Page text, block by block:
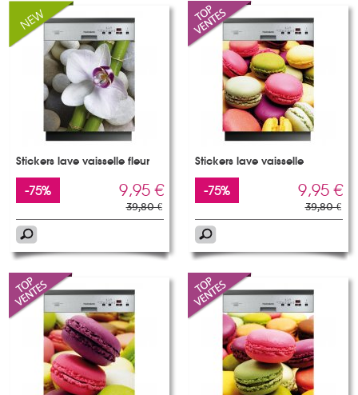
Stickers lave vaisselle fleur
-75% 9,95 €
39,80 €
Stickers lave vaisselle
-75% 9,95 €
39,80 €